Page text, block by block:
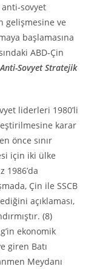
sovyet
gelişmesine ve
başlamasına
ABD-Çin
Anti-Sovyet Stratejik
liderleri 1980’li
karar
önce sınır
için iki ülke
1986’da
Çin ile SSCB
açıklaması,
(8)
ekonomik
giren Batı
Meydanı